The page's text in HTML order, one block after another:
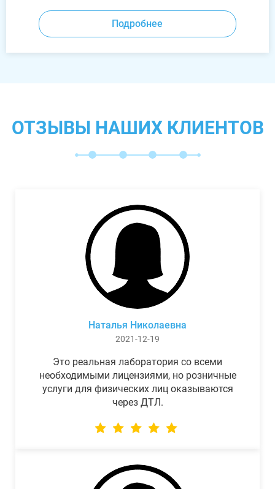
Подробнее
ОТЗЫВЫ НАШИХ КЛИЕНТОВ
Наталья Николаевна
2021-12-19
Это реальная лаборатория со всеми
необходимыми лицензиями, но розничные
услуги для физических лиц оказываются
через ДТЛ.